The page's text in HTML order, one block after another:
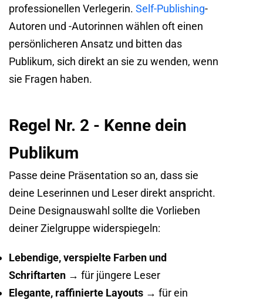
professionellen Verlegerin. Self-Publishing-
Autoren und -Autorinnen wählen oft einen
persönlicheren Ansatz und bitten das
Publikum, sich direkt an sie zu wenden, wenn
sie Fragen haben.
Regel Nr. 2 - Kenne dein
Publikum
Passe deine Präsentation so an, dass sie
deine Leserinnen und Leser direkt anspricht.
Deine Designauswahl sollte die Vorlieben
deiner Zielgruppe widerspiegeln:
Lebendige, verspielte Farben und
Schriftarten → für jüngere Leser
Elegante, raffinierte Layouts → für ein